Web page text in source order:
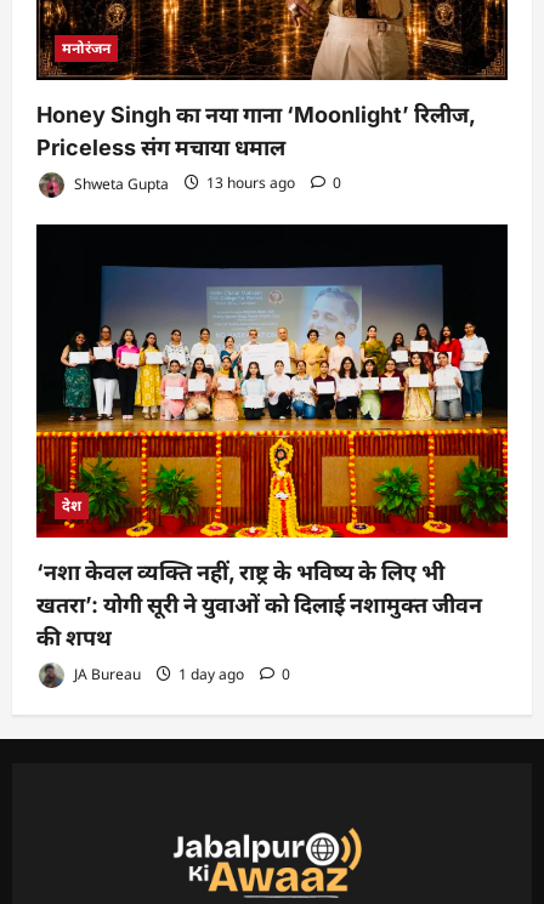
मनोरंजन
Honey Singh का नया गाना ‘Moonlight’ रिलीज,
Priceless संग मचाया धमाल
Shweta Gupta 13 hours ago 0
देश
‘नशा केवल व्यक्ति नहीं, राष्ट्र के भविष्य के लिए भी
खतरा’: योगी सूरी ने युवाओं को दिलाई नशामुक्त जीवन
की शपथ
JA Bureau 1 day ago 0